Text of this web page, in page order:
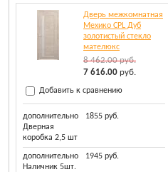
Дверь межкомнатная
Мехико CPL Дуб
золотистый стекло
мателюкс
8 462.00руб.
7 616.00 руб.
Добавить к сравнению
дополнительно
Дверная
коробка 2,5 шт
1855 руб.
дополнительно
Наличник 5шт.
1945 руб.